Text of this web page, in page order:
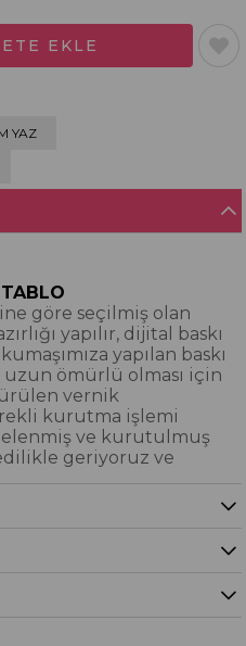
YAZ
göre seçilmiş olan
yapılır, dijital baskı
yapılan baskı
uzun ömürlü olması için
vernik
kurutma işlemi
ve kurutulmuş
geriyoruz ve
gönderiyoruz.
TABLO
üzerine spatula
/ sim işlemeleri kısmi